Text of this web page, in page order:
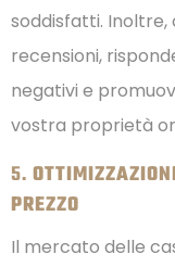
soddisfatti. Inoltre,
recensioni,
negativi e
vostra proprietà
5.
PREZZO
Il mercato delle